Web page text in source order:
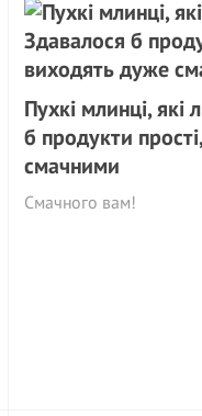
Пухкі млинці, які
б продукти
смачними
Смачного вам!